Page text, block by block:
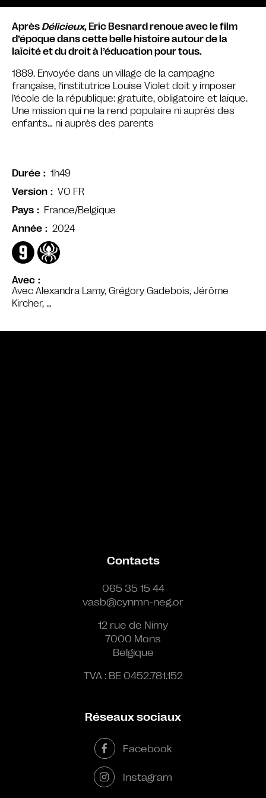
Avec
Avec Alexandra Lamy, Grégory Gadebois, Jérôme
Kircher, …
Après Délicieux, Eric Besnard renoue avec le film
d’époque dans cette belle histoire autour de la
laïcité et du droit à l’éducation pour tous.
1889. Envoyée dans un village de la campagne
française, l’institutrice Louise Violet doit y imposer
l’école de la république: gratuite, obligatoire et laïque.
Une mission qui ne la rend populaire ni auprès des
enfants… ni auprès des parents
Durée
1h49
Version
VO FR
Pays
France/Belgique
Année
2024
Contacts
065 35 15 44
vasb@cynmn-neg.or
12 rue de Nimy
7000 Mons
Belgique
TVA : BE 0452.781.152
Réseaux sociaux
Facebook
Instagram